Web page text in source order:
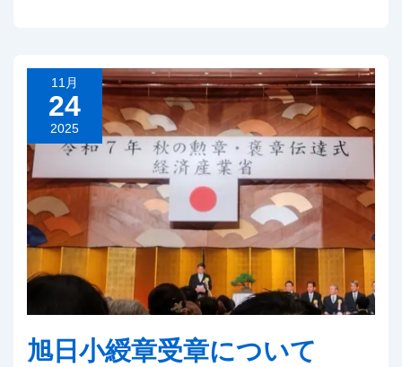
11月
24
2025
旭日小綬章受章について